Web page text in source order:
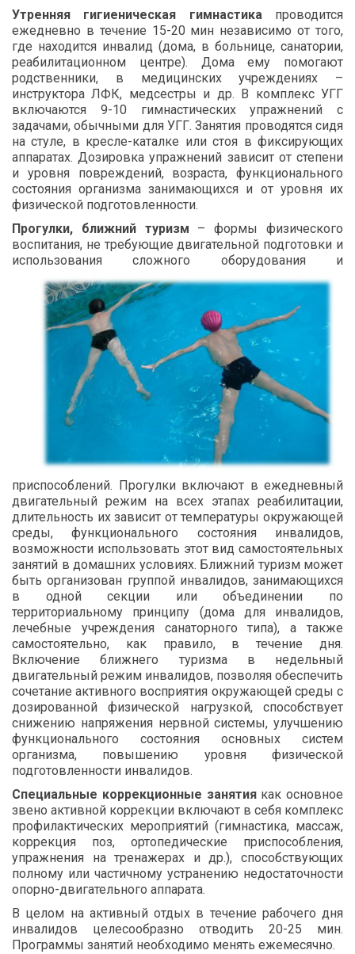
Утренняя гигиеническая гимнастикапроводится
ежедневно в течение 15-20 мин независимо от того,
где находится инвалид (дома, в больнице, санатории,
реабилитационном центре). Дома ему помогают
родственники, в медицинских учреждениях –
инструктора ЛФК, медсестры и др. В комплекс УГГ
включаются 9-10 гимнастических упражнений с
задачами, обычными для УГГ. Занятия проводятся сидя
на стуле, в кресле-каталке или стоя в фиксирующих
аппаратах. Дозировка упражнений зависит от степени
и уровня повреждений, возраста, функционального
состояния организма занимающихся и от уровня их
физической подготовленности.
Прогулки, ближний туризм – формы физического
воспитания, не требующие двигательной подготовки и
использования сложного оборудования и
приспособлений. Прогулки включают в ежедневный
двигательный режим на всех этапах реабилитации,
длительность их зависит от температуры окружающей
среды, функционального состояния инвалидов,
возможности использовать этот вид самостоятельных
занятий в домашних условиях. Ближний туризм может
быть организован группой инвалидов, занимающихся
в одной секции или объединении по
территориальному принципу (дома для инвалидов,
лечебные учреждения санаторного типа), а также
самостоятельно, как правило, в течение дня.
Включение ближнего туризма в недельный
двигательный режим инвалидов, позволяя обеспечить
сочетание активного восприятия окружающей среды с
дозированной физической нагрузкой, способствует
снижению напряжения нервной системы, улучшению
функционального состояния основных систем
организма, повышению уровня физической
подготовленности инвалидов.
Специальные коррекционные занятиякак основное
звено активной коррекции включают в себя комплекс
профилактических мероприятий (гимнастика, массаж,
коррекция поз, ортопедические приспособления,
упражнения на тренажерах и др.), способствующих
полному или частичному устранению недостаточности
опорно-двигательного аппарата.
В целом на активный отдых в течение рабочего дня
инвалидов целесообразно отводить 20-25 мин.
Программы занятий необходимо менять ежемесячно.